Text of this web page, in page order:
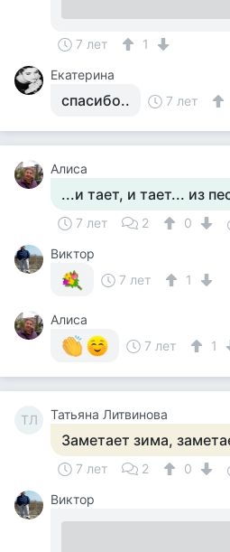
7 лет
1
Екатерина
спасибо.. 7 лет
Алиса
...и тает, и тает... из
7 лет 2
0
Виктор
7 лет
1
Алиса
7 лет
1
ТЛ Татьяна Литвинова
Заметает зима,
7 лет 2
0
Виктор